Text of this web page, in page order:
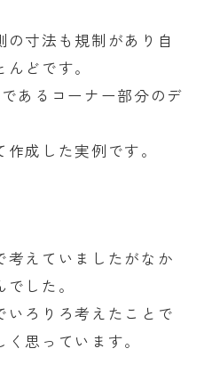
の寸法も規制があり自
どです。
あるコーナー部分のデ
成した実例です。
考えていましたがなか
した。
いろりろ考えたことで
思っています。